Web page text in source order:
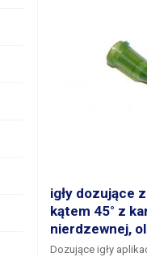
igły dozujące
kątem 45° z
nierdzewnej,
Dozujące igły